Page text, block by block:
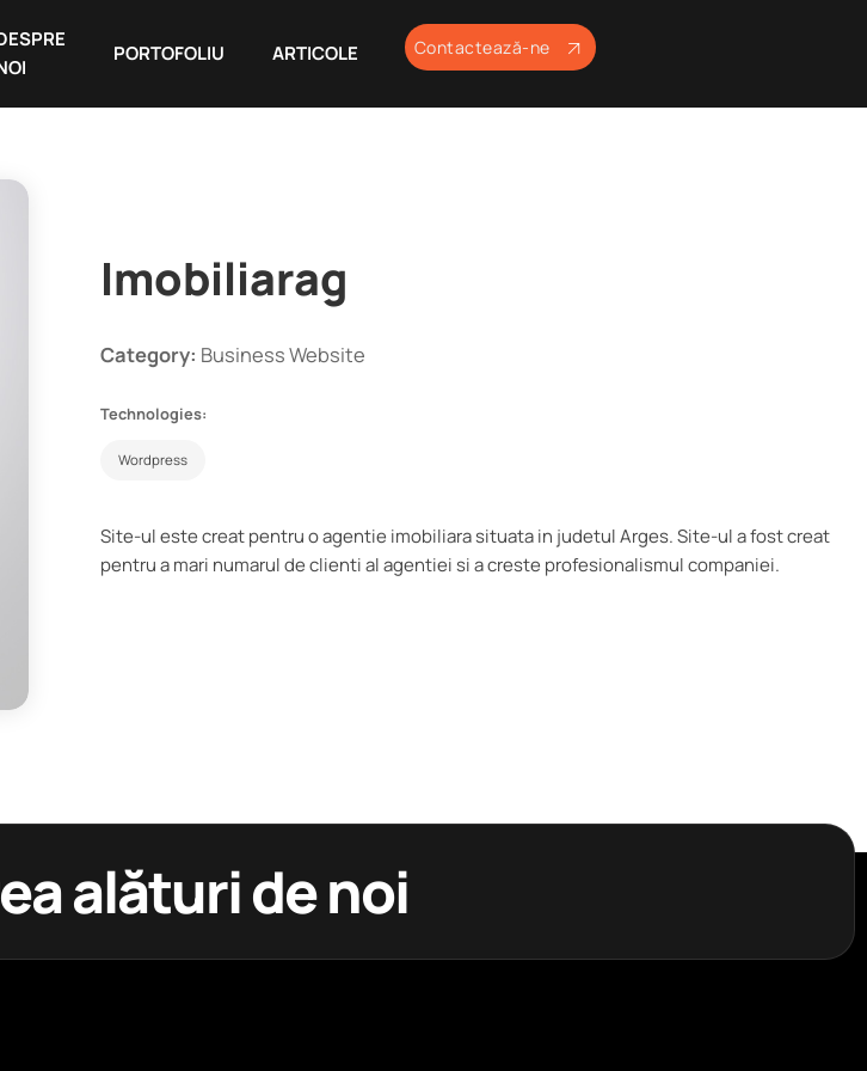
PORTOFOLIU ARTICOLE Contactează-ne
Imobiliarag
Category: Business Website
Technologies:
Wordpress
Site-ul este creat pentru o agentie imobiliara situata in judetul Arges. Site-ul a fost creat
pentru a mari numarul de clienti al agentiei si a creste profesionalismul companiei.
alături de noi